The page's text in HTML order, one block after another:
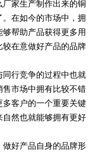
家生产制作出来的铜
在如今的市场中，拥
帮助产品获得更多用
较在意做好产品的品牌
行竞争的过程中也就
市场中拥有比较不错
客户的一个重要关键
然也就能够拥有更好
好产品自身的品牌形